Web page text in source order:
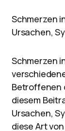
Schmerzen
Ursachen,
Schmerzen
Betroffenen
diesem
Ursachen,
diese Art